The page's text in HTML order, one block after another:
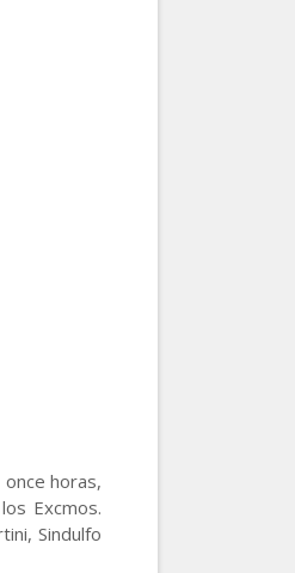
horas,
Excmos.
Sindulfo